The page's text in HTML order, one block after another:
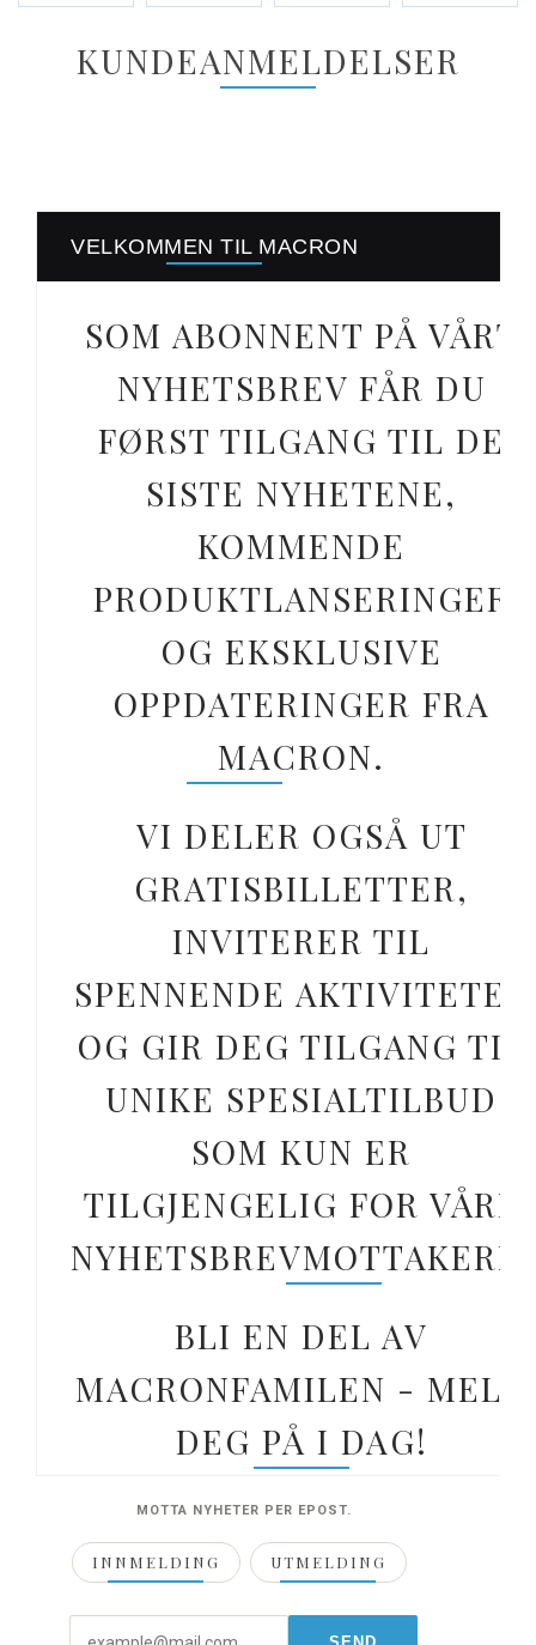
KUNDEANMELDELSER
VELKOMMEN TIL MACRON
SOM ABONNENT PÅ VÅRT
NYHETSBREV FÅR DU
FØRST TILGANG TIL DE
SISTE NYHETENE,
KOMMENDE
PRODUKTLANSERINGER
OG EKSKLUSIVE
OPPDATERINGER FRA
MACRON.
VI DELER OGSÅ UT
GRATISBILLETTER,
INVITERER TIL
SPENNENDE AKTIVITETER
OG GIR DEG TILGANG TIL
UNIKE SPESIALTILBUD
SOM KUN ER
TILGJENGELIG FOR VÅRE
NYHETSBREVMOTTAKERE.
BLI EN DEL AV
MACRONFAMILEN - MELD
DEG PÅ I DAG!
MOTTA NYHETER PER EPOST.
INNMELDING UTMELDING